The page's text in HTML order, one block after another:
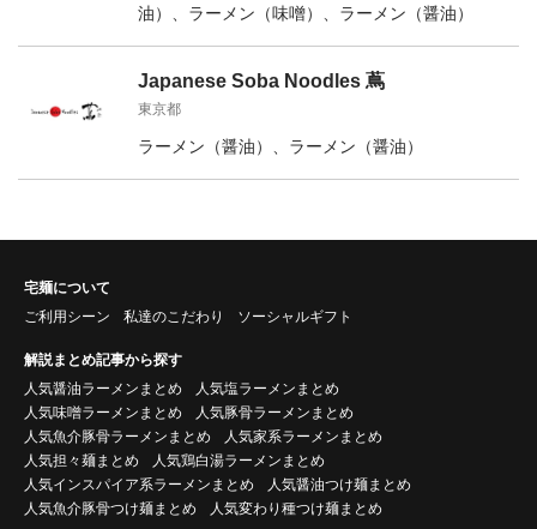
油）、ラーメン（味噌）、ラーメン（醤油）
Japanese Soba Noodles 蔦
東京都
ラーメン（醤油）、ラーメン（醤油）
宅麺について
ご利用シーン
私達のこだわり ソーシャルギフト
解説まとめ記事から探す
人気醤油ラーメンまとめ
人気塩ラーメンまとめ
人気味噌ラーメンまとめ
人気豚骨ラーメンまとめ
人気魚介豚骨ラーメンまとめ
人気家系ラーメンまとめ
人気担々麺まとめ
人気鶏白湯ラーメンまとめ
人気インスパイア系ラーメンまとめ
人気醤油つけ麺まとめ
人気魚介豚骨つけ麺まとめ
人気変わり種つけ麺まとめ